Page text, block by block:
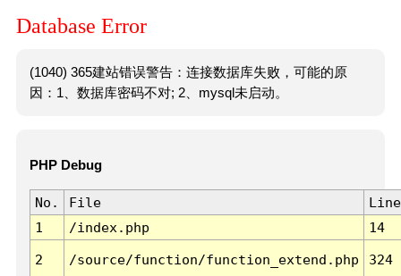
Database Error
(1040) 365建站错误警告：连接数据库失败，可能的原
因：1、数据库密码不对; 2、mysql未启动。
PHP Debug
No. File
Line
1
/index.php 14
2 /source/function/function_extend.php 324